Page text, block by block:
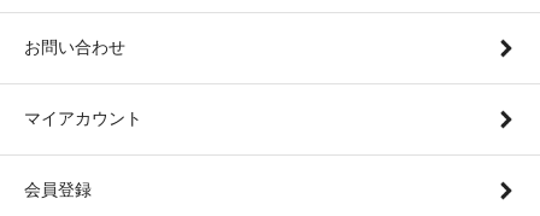
お問い合わせ
マイアカウント
会員登録